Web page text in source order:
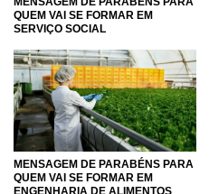
QUEM VAI SE FORMAR EM
SERVIÇO SOCIAL
MENSAGEM DE PARABÉNS PARA
QUEM VAI SE FORMAR EM